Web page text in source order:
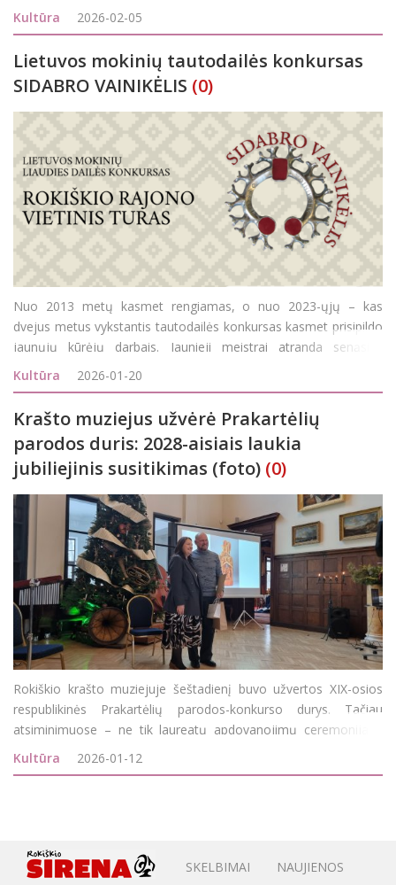
iškilmingą įteikimo ceremoniją. Tai vienas svarbiausių šalies
kultūros centrų bendruomenė
Kultūra 2026-02-05
Lietuvos mokinių tautodailės konkursas
SIDABRO VAINIKĖLIS (0)
Nuo 2013 metų kasmet rengiamas, o nuo 2023-ųjų – kas
dvejus metus vykstantis tautodailės konkursas kasmet prisipildo
jaunųjų kūrėjų darbais. Jaunieji meistrai atranda senąsias
lietuvių tautos meno tradicijas, amatus ir savo kūryba suteikia
jiems naują gyvybę. Tai vienas svarbiausių būdų i&scar
Kultūra 2026-01-20
Krašto muziejus užvėrė Prakartėlių
parodos duris: 2028-aisiais laukia
jubiliejinis susitikimas (foto) (0)
Rokiškio krašto muziejuje šeštadienį buvo užvertos XIX-osios
respublikinės Prakartėlių parodos-konkurso durys. Tačiau
atsiminimuose – ne tik laureatų apdovanojimų ceremonija ir
organizaciniai rūpesčiai, bet ir 3-4 muziejaus Prakartėlių
kolekciją papildysiančios nauj
Kultūra 2026-01-12
SKELBIMAI NAUJIENOS